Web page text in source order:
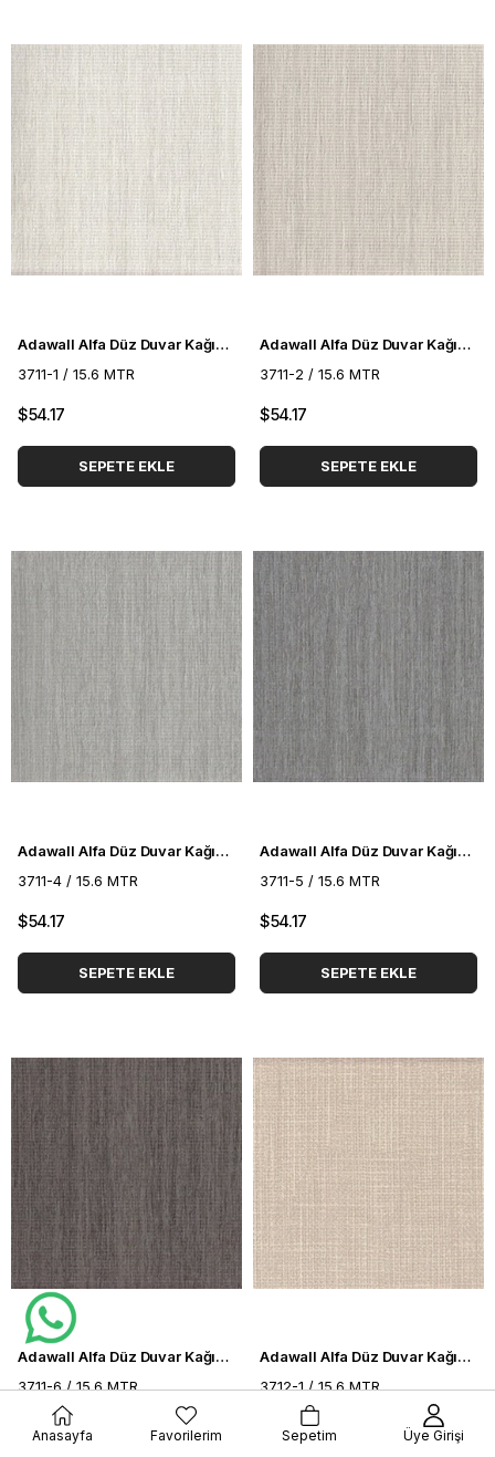
Adawall Alfa Düz Duvar Kağıdı 3711-1
3711-1 / 15.6 MTR
$54.17
SEPETE EKLE
Adawall Alfa Düz Duvar Kağıdı 3711-2
3711-2 / 15.6 MTR
$54.17
SEPETE EKLE
Adawall Alfa Düz Duvar Kağıdı 3711-4
3711-4 / 15.6 MTR
$54.17
SEPETE EKLE
Adawall Alfa Düz Duvar Kağıdı 3711-5
3711-5 / 15.6 MTR
$54.17
SEPETE EKLE
Adawall Alfa Düz Duvar Kağıdı 3711-6
3711-6 / 15.6 MTR
$54.17
Adawall Alfa Düz Duvar Kağıdı 3712-1
3712-1 / 15.6 MTR
$54.17
Anasayfa Favorilerim Sepetim Üye Girişi